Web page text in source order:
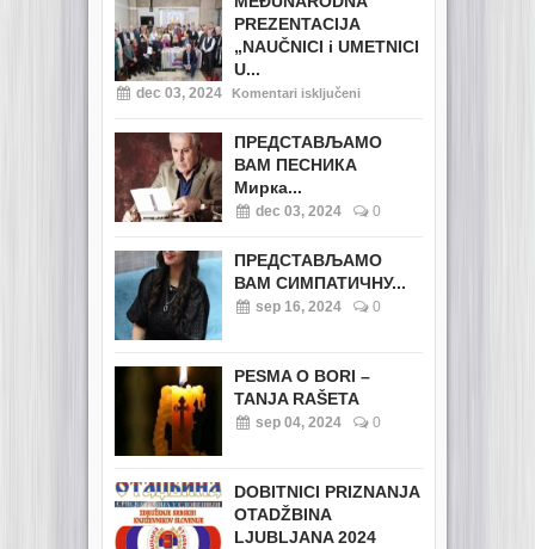
PREZENTACIJA
„NAUČNICI i UMETNICI
U...
dec 03, 2024 Komentari isključeni
ПРЕДСТАВЉАМО
ВАМ ПЕСНИКА
Мирка...
dec 03, 2024 0
ПРЕДСТАВЉАМО
ВАМ СИМПАТИЧНУ...
sep 16, 2024 0
PESMA O BORI –
TANJA RAŠETA
sep 04, 2024 0
DOBITNICI PRIZNANJA
OTADŽBINA
LJUBLJANA 2024